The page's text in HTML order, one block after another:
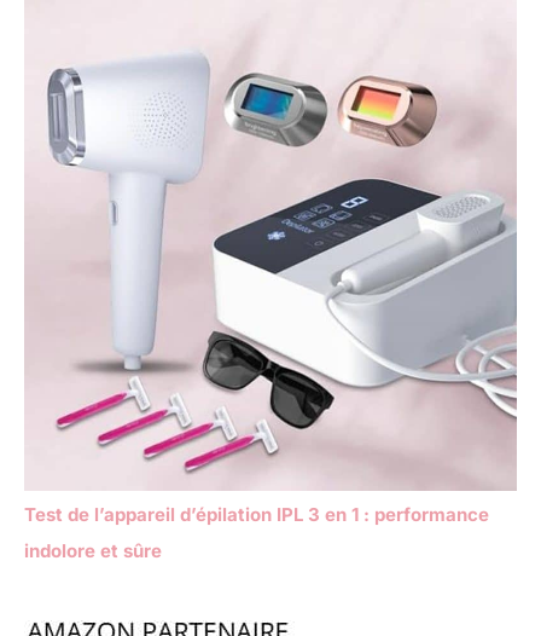
Test de l’appareil d’épilation IPL 3 en 1 : performance
indolore et sûre